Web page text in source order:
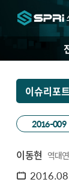
이슈리포트
2016-009
이동현 역대